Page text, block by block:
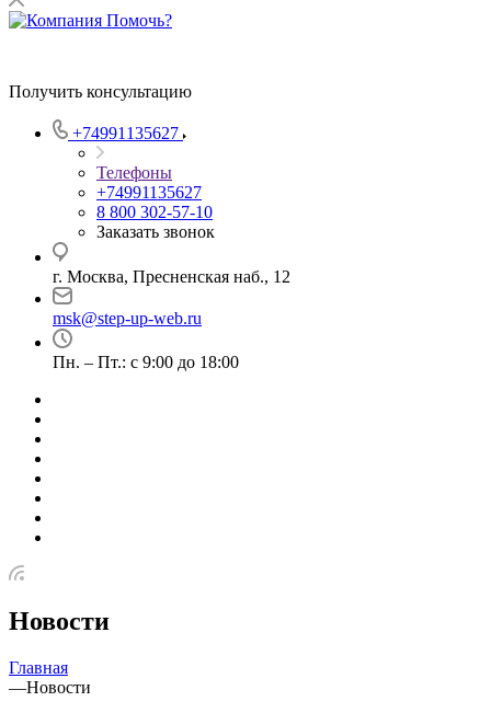
Получить консультацию
+74991135627
Телефоны
+74991135627
8 800 302-57-10
Заказать звонок
г. Москва, Пресненская наб., 12
msk@step-up-web.ru
Пн. – Пт.: с 9:00 до 18:00
Новости
Главная
—Новости